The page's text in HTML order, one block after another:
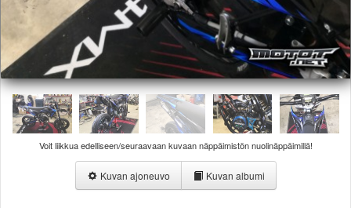
Turun sää
Oulun sää
Kuopion sää
Rovaniemen sää
MUUT
VIP-jäsenyys
Paidat ja vaatteet
Suunnittele oma paita
Mainostus
Kevytversio
Voit liikkua edelliseen/seuraavaan kuvaan näppäimistön nuolinäppäimillä!
Kuvan ajoneuvo Kuvan albumi